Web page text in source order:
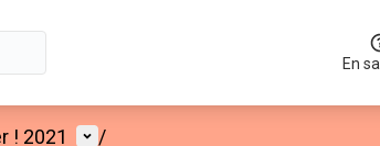
En
! 2021 Menu utilisateur
/